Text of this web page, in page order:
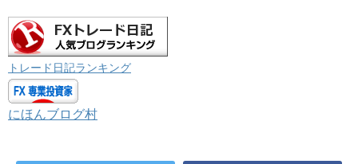
トレード日記ランキング
にほんブログ村